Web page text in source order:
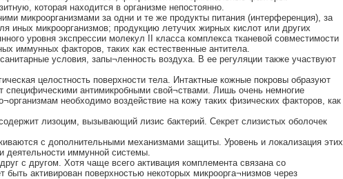
которая находится в организме непостоянно.
микроорганизмами за одни и те же продукты питания (интерференция), за
иных микроорганизмов; продукцию летучих жирных кислот или других
уровня экспрессии молекул II класса комплекса тканевой совместимости
иммунных факторов, таких как естественные антитела.
условия, запы¬ленность воздуха. В ее регуляции также участвуют
целостность поверхности тела. Интактные кожные покровы образуют
специфическими антимикробными свой¬ствами. Лишь очень немногие
необходимо воздействие на кожу таких физических факторов, как
лизоцим, вызывающий лизис бактерий. Секрет слизистых оболочек
с дополнительными механизмами защиты. Уровень и локализация этих
деятельности иммунной системы.
с другом. Хотя чаще всего активация комплемента связана со
активирован поверхностью некоторых микроорга¬низмов через